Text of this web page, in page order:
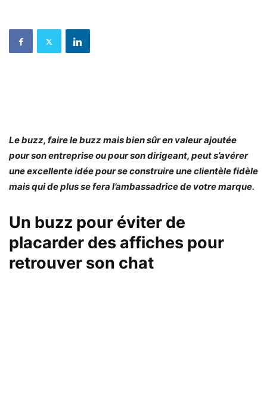
Le buzz, faire le buzz mais bien sûr en valeur ajoutée
pour son entreprise ou pour son dirigeant, peut s’avérer
une excellente idée pour se construire une clientèle fidèle
mais qui de plus se fera l’ambassadrice de votre marque.
Un buzz pour éviter de
placarder des affiches pour
retrouver son chat